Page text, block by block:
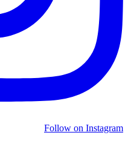
Follow on Instagram